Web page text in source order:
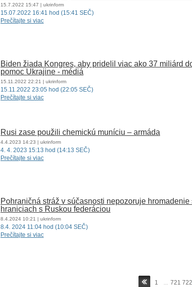
15.7.2022 15:47 | ukrinform
15.07.2022 16:41 hod (15:41 SEČ)
Prečítajte si viac
Biden žiada Kongres, aby pridelil viac ako 37 miliárd
pomoc Ukrajine - médiá
15.11.2022 22:21 | ukrinform
15.11.2022 23:05 hod (22:05 SEČ)
Prečítajte si viac
Rusi zase použili chemickú muníciu – armáda
4.4.2023 14:23 | ukrinform
4. 4. 2023 15:13 hod (14:13 SEČ)
Prečítajte si viac
Pohraničná stráž v súčasnosti nepozoruje
hraniciach s Ruskou federáciou
8.4.2024 10:21 | ukrinform
8.4. 2024 11:04 hod (10:04 SEČ)
Prečítajte si viac
1 ... 721 722